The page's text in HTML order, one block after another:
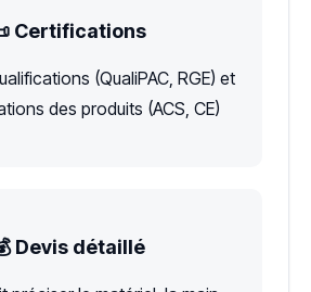
Certifications
(QualiPAC, RGE) et
des produits (ACS, CE)
Devis détaillé